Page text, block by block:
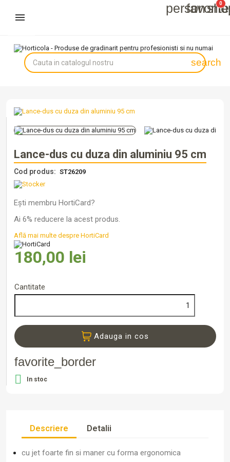
person
Autentifică-te Înregistrează-te
0
search
Lance-dus cu duza din aluminiu 95 cm
Cod produs: ST26209
Ești membru HortiCard?
Ai 6% reducere la acest produs.
Află mai multe despre HortiCard
180,00 lei
Cantitate
Adauga in cos
favorite_border

In stoc
Descriere Detalii
cu jet foarte fin si maner cu forma ergonomica